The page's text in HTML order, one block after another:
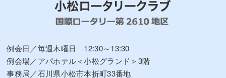
例会日／毎週木曜日 12:30～13:30
例会場／アパホテル＜小松グランド＞3階
事務局／石川県小松市本折町33番地